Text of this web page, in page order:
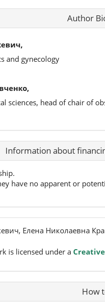
Author
and gynecology
sciences, head of chair of
Information about
have no apparent or
Елена Николаевна
is licensed under a
How